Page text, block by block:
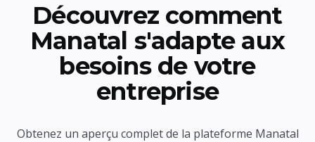
Découvrez comment
Manatal s'adapte aux
besoins de votre
entreprise
Obtenez un aperçu complet de la plateforme Manatal